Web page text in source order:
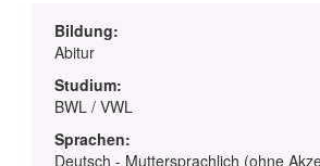
Bildung:
Abitur
Studium:
BWL / VWL
Sprachen:
Deutsch - Muttersprachlich (ohne